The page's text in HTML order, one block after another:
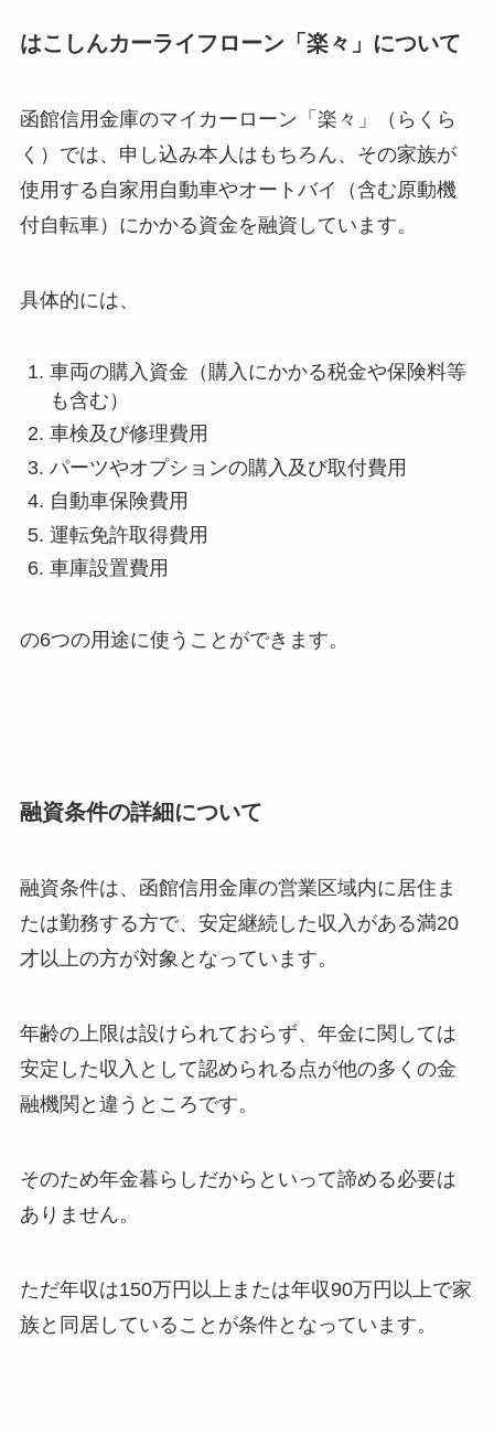
はこしんカーライフローン「楽々」について
函館信用金庫のマイカーローン「楽々」（らくら
く）では、申し込み本人はもちろん、その家族が
使用する自家用自動車やオートバイ（含む原動機
付自転車）にかかる資金を融資しています。
具体的には、
車両の購入資金（購入にかかる税金や保険料等
も含む）
車検及び修理費用
パーツやオプションの購入及び取付費用
自動車保険費用
運転免許取得費用
車庫設置費用
の6つの用途に使うことができます。
融資条件の詳細について
融資条件は、函館信用金庫の営業区域内に居住ま
たは勤務する方で、安定継続した収入がある満20
才以上の方が対象となっています。
年齢の上限は設けられておらず、年金に関しては
安定した収入として認められる点が他の多くの金
融機関と違うところです。
そのため年金暮らしだからといって諦める必要は
ありません。
ただ年収は150万円以上または年収90万円以上で家
族と同居していることが条件となっています。